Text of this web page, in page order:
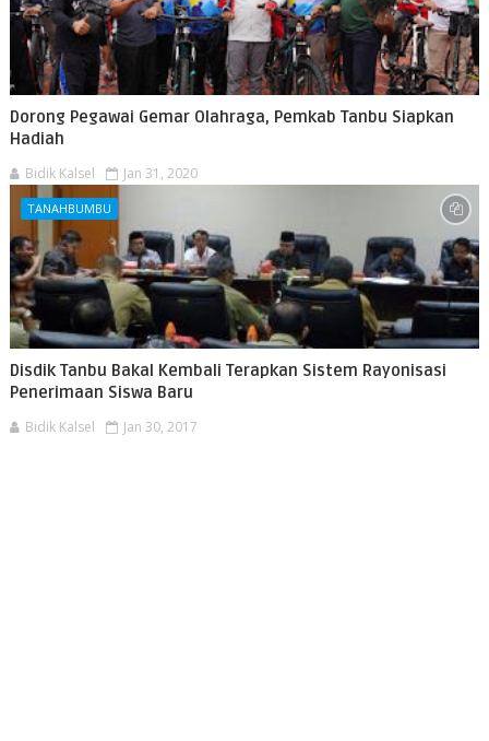
Dorong Pegawai Gemar Olahraga, Pemkab Tanbu Siapkan
Hadiah
Bidik Kalsel Jan 31, 2020
TANAHBUMBU
Disdik Tanbu Bakal Kembali Terapkan Sistem Rayonisasi
Penerimaan Siswa Baru
Bidik Kalsel Jan 30, 2017